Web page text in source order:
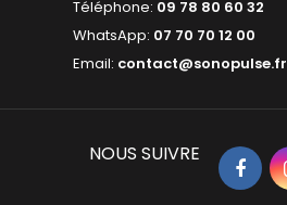
Téléphone: 09 78 80 60 32
WhatsApp: 07 70 70 12 00
Email: contact@sonopulse.fr
NOUS SUIVRE